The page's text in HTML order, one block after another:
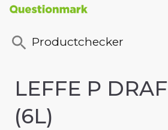
Productchecker
LEFFE P
(6L)